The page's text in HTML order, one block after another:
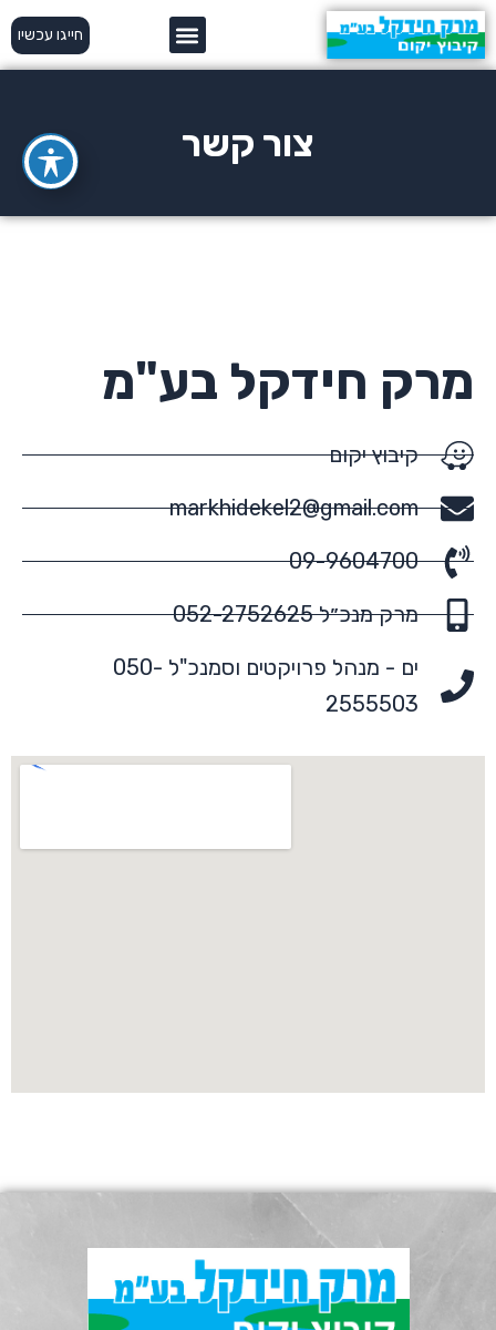
דילוג
לתוכן
חייגו עכשיו
צור קשר
מרק חידקל בע"מ
קיבוץ יקום
markhidekel2@gmail.com
09-9604700
מרק מנכ״ל 052-2752625
ים - מנהל פרויקטים וסמנכ"ל 050-
2555503